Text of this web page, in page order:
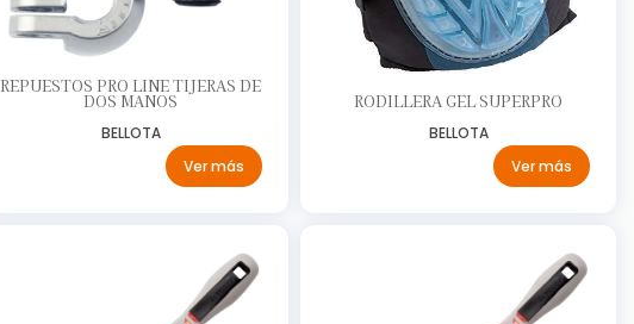
REPUESTOS PRO LINE TIJERAS DE
DOS MANOS
BELLOTA
Ver más
RODILLERA GEL SUPERPRO
BELLOTA
Ver más